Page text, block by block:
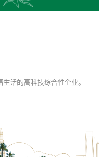
活的高科技综合性企业。